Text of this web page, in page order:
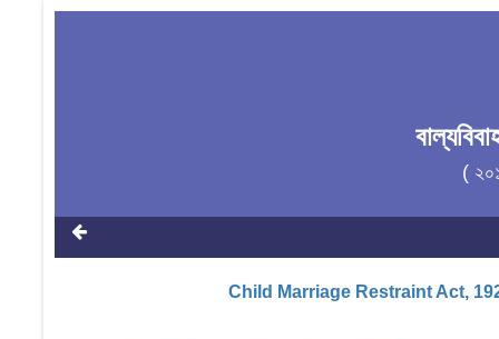
(
Child Marriage Restraint Act,